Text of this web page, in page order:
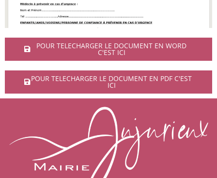
POUR TELECHARGER LE DOCUMENT EN WORD
C'EST ICI
POUR TELECHARGER LE DOCUMENT EN PDF C'EST
ICI